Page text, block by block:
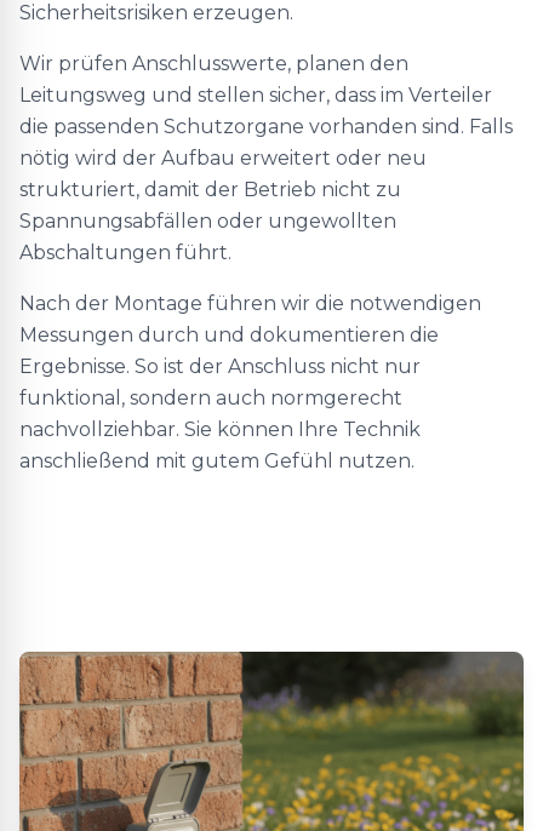
Sicherheitsrisiken erzeugen.
Wir prüfen Anschlusswerte, planen den
Leitungsweg und stellen sicher, dass im Verteiler
die passenden Schutzorgane vorhanden sind. Falls
nötig wird der Aufbau erweitert oder neu
strukturiert, damit der Betrieb nicht zu
Spannungsabfällen oder ungewollten
Abschaltungen führt.
Nach der Montage führen wir die notwendigen
Messungen durch und dokumentieren die
Ergebnisse. So ist der Anschluss nicht nur
funktional, sondern auch normgerecht
nachvollziehbar. Sie können Ihre Technik
anschließend mit gutem Gefühl nutzen.